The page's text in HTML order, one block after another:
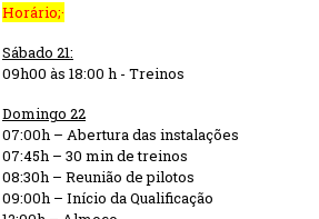
Horário;·
Sábado 21:
09h00 às 18:00 h - Treinos
Domingo 22
07:00h – Abertura das instalações
07:45h – 30 min de treinos
08:30h – Reunião de pilotos
09:00h – Início da Qualificação